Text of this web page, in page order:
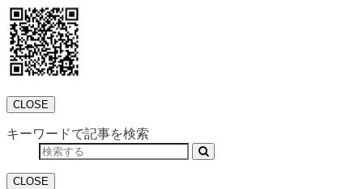
CLOSE
キーワードで記事を検索
CLOSE